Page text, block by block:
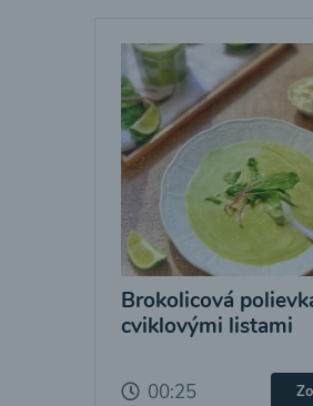
Brokolicová
cviklovými listami
00:25